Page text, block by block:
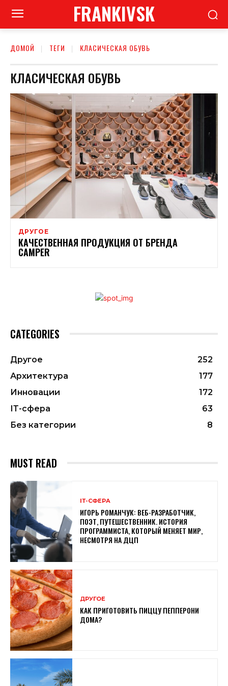
FRANKIVSK
ДОМОЙ ТЕГИ КЛАСИЧЕСКАЯ ОБУВЬ
КЛАСИЧЕСКАЯ ОБУВЬ
ДРУГОЕ
КАЧЕСТВЕННАЯ ПРОДУКЦИЯ ОТ БРЕНДА
CAMPER
CATEGORIES
Другое
252
Архитектура
177
Инновации
172
ІТ-сфера
63
Без категории
8
MUST READ
ІТ-СФЕРА
ИГОРЬ РОМАНЧУК: ВЕБ-РАЗРАБОТЧИК,
ПОЭТ, ПУТЕШЕСТВЕННИК. ИСТОРИЯ
ПРОГРАММИСТА, КОТОРЫЙ МЕНЯЕТ МИР,
НЕСМОТРЯ НА ДЦП
ДРУГОЕ
КАК ПРИГОТОВИТЬ ПИЦЦУ ПЕППЕРОНИ
ДОМА?